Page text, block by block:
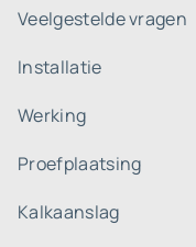
Veelgestelde vragen
Installatie
Werking
Proefplaatsing
Kalkaanslag